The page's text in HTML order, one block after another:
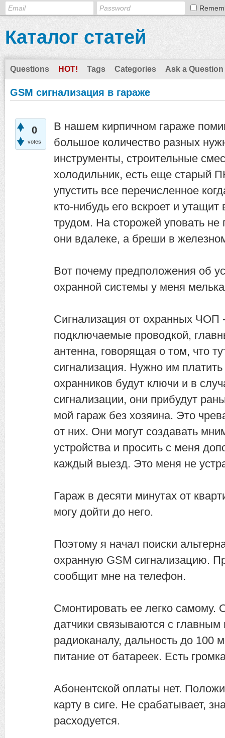
Каталог статей
Questions HOT! Tags Categories Ask a Question
GSM сигнализация в гараже
0
votes
В нашем кирпичном гараже
большое количество разных
инструменты, строительные
холодильник, есть еще старый
упустить все перечисленное
кто-нибудь его вскроет и
трудом. На сторожей уповать не
они вдалеке, а бреши в
Вот почему предположения об
охранной системы у меня
Сигнализация от охранных ЧОП
подключаемые проводкой,
антенна, говорящая о том, что
сигнализация. Нужно им
охранников будут ключи и в
сигнализации, они прибудут
мой гараж без хозяина. Это
от них. Они могут создавать
устройства и просить с меня
каждый выезд. Это меня не
Гараж в десяти минутах от
могу дойти до него.
Поэтому я начал поиски
охранную GSM сигнализацию.
сообщит мне на телефон.
Смонтировать ее легко самому.
датчики связываются с
радиоканалу, дальность до 100
питание от батареек. Есть
Абонентской оплаты нет.
карту в сиге. Не срабатывает,
расходуется.